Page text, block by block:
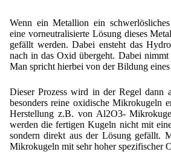
Wenn ein Metallion ein
eine vorneutralisierte Lösung dieses
gefällt werden. Dabei ensteht das
nach in das Oxid übergeht. Dabei
Man spricht hierbei von der Bildung
Dieser Prozess wird in der Regel dann
besonders reine oxidische Mikrokugeln
Herstellung z.B. von Al2O3-
werden die fertigen Kugeln nicht mit
sondern direkt aus der Lösung gefällt.
Mikrokugeln mit sehr hoher spezifischer